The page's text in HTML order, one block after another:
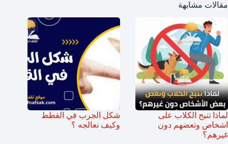
مقالات مشابهة
لماذا تنبح الكلاب على
اشخاص وتعضهم دون
غيرهم؟
شكل الجرب في القطط
وكيف نعالجه ؟